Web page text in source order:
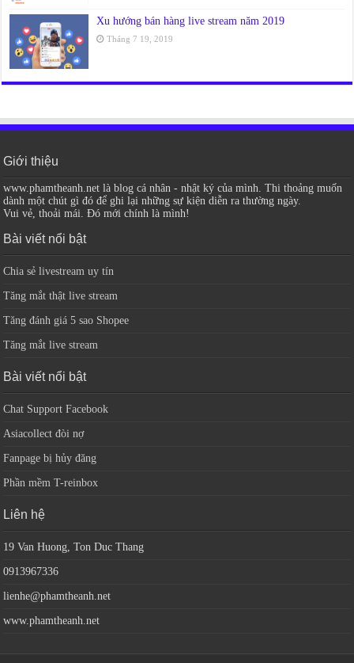
Xu hướng bán hàng live stream năm 2019
Tháng 7 19, 2019
Giới thiệu
www.phamtheanh.net là blog cá nhân - nhật ký của mình. Thi thoảng muốn
dành một chút gì đó để ghi lại những sự kiện diễn ra thường ngày.
Vui vẻ, thoải mái. Đó mới chính là mình!
Bài viết nổi bật
Chia sẻ livestream uy tín
Tăng mắt thật live stream
Tăng đánh giá 5 sao Shopee
Tăng mắt live stream
Bài viết nổi bật
Chat Support Facebook
Asiacollect đòi nợ
Fanpage bị hủy đăng
Phần mềm T-reinbox
Liên hệ
19 Van Huong, Ton Duc Thang
0913967336
lienhe@phamtheanh.net
www.phamtheanh.net